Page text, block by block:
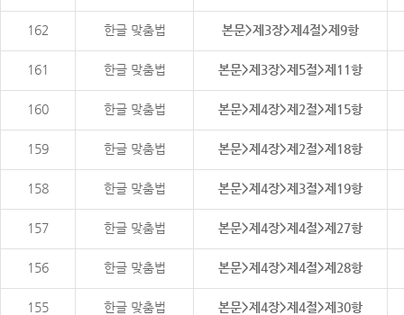
162 한글 맞춤법 본문>제3장>제4절>제9항
161 한글 맞춤법 본문>제3장>제5절>제11항
160 한글 맞춤법 본문>제4장>제2절>제15항
159 한글 맞춤법 본문>제4장>제2절>제18항
158 한글 맞춤법 본문>제4장>제3절>제19항
157 한글 맞춤법 본문>제4장>제4절>제27항
156 한글 맞춤법 본문>제4장>제4절>제28항
155 한글 맞춤법 본문>제4장>제4절>제30항